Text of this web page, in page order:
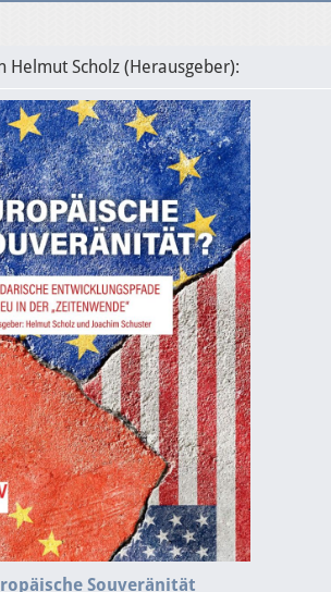
Helmut Scholz (Herausgeber):
Souveränität